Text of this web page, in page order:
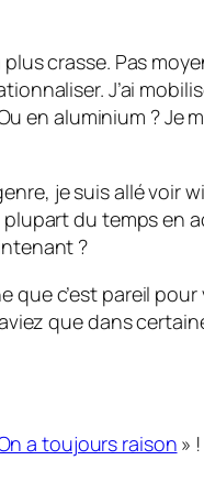
crasse. Pas
J’ai
en aluminium ?
je suis allé voir
du temps en
?
c’est pareil
que dans
a toujours raison » !